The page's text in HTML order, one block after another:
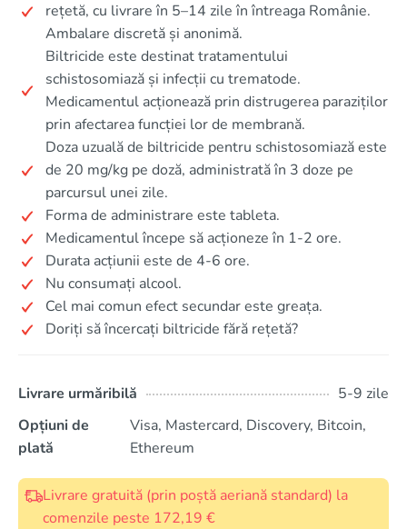
rețetă, cu livrare în 5–14 zile în întreaga Românie.
Ambalare discretă și anonimă.
Biltricide este destinat tratamentului
schistosomiază și infecții cu trematode.
Medicamentul acționează prin distrugerea paraziților
prin afectarea funcției lor de membrană.
Doza uzuală de biltricide pentru schistosomiază este
de 20 mg/kg pe doză, administrată în 3 doze pe
parcursul unei zile.
Forma de administrare este tableta.
Medicamentul începe să acționeze în 1-2 ore.
Durata acțiunii este de 4-6 ore.
Nu consumați alcool.
Cel mai comun efect secundar este greața.
Doriți să încercați biltricide fără rețetă?
Livrare urmăribilă
5-9 zile
Opțiuni de
plată
Visa, Mastercard, Discovery, Bitcoin,
Ethereum
Livrare gratuită (prin poștă aeriană standard) la
comenzile peste 172,19 €